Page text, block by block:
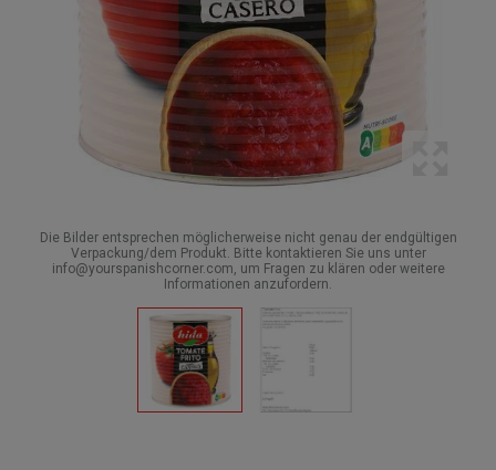
Die Bilder entsprechen möglicherweise nicht genau der endgültigen
Verpackung/dem Produkt. Bitte kontaktieren Sie uns unter
info@yourspanishcorner.com, um Fragen zu klären oder weitere
Informationen anzufordern.